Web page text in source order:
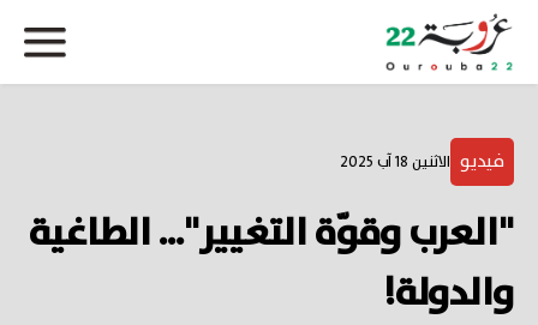
فيديو الاثنين 18 آب 2025
"العرب وقوّة التغيير"... الطاغية
والدولة!